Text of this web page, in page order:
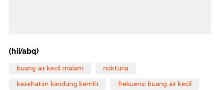
(hil/abq)
buang air kecil malam nokturia
kesehatan kandung kemih frekuensi buang air kecil